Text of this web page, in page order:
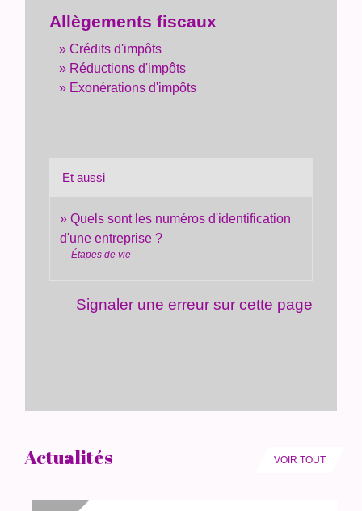
Allègements fiscaux
Crédits d'impôts
Réductions d'impôts
Exonérations d'impôts
Et aussi
Quels sont les numéros d'identification
d'une entreprise ?
Étapes de vie
Signaler une erreur sur cette page
Actualités VOIR TOUT